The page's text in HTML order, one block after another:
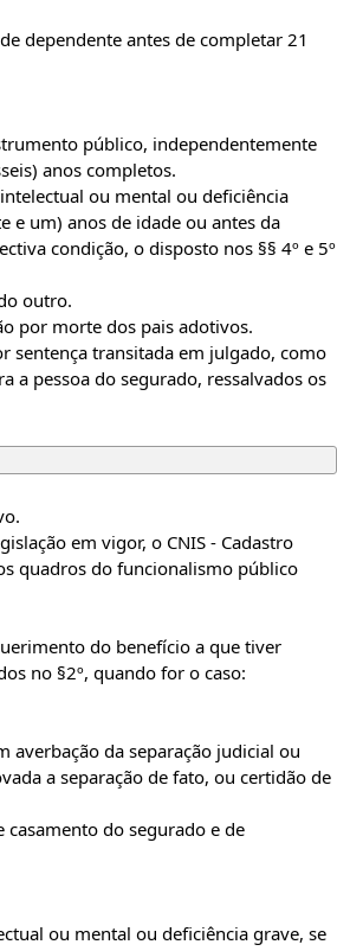
dependente antes de completar 21
público, independentemente
anos completos.
ou mental ou deficiência
e um) anos de idade ou antes da
condição, o disposto nos §§ 4º e 5º
outro.
por morte dos pais adotivos.
sentença transitada em julgado, como
a pessoa do segurado, ressalvados os
em vigor, o CNIS - Cadastro
quadros do funcionalismo público
do benefício a que tiver
no §2º, quando for o caso:
da separação judicial ou
a separação de fato, ou certidão de
do segurado e de
ou mental ou deficiência grave, se